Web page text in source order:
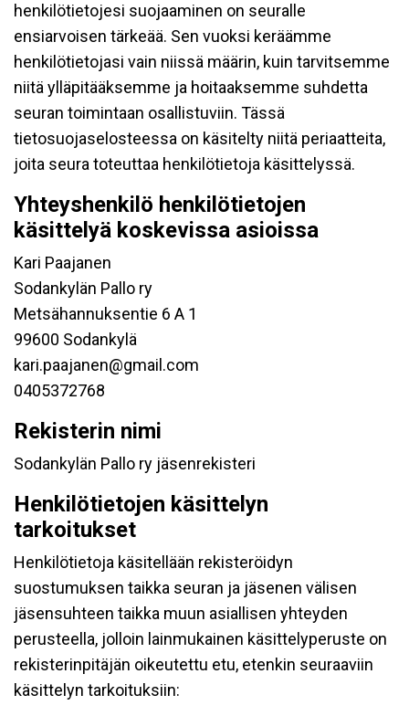
henkilötietojesi suojaaminen on seuralle
ensiarvoisen tärkeää. Sen vuoksi keräämme
henkilötietojasi vain niissä määrin, kuin tarvitsemme
niitä ylläpitääksemme ja hoitaaksemme suhdetta
seuran toimintaan osallistuviin. Tässä
tietosuojaselosteessa on käsitelty niitä periaatteita,
joita seura toteuttaa henkilötietoja käsittelyssä.
Yhteyshenkilö henkilötietojen
käsittelyä koskevissa asioissa
Kari Paajanen
Sodankylän Pallo ry
Metsähannuksentie 6 A 1
99600 Sodankylä
kari.paajanen@gmail.com
0405372768
Rekisterin nimi
Sodankylän Pallo ry jäsenrekisteri
Henkilötietojen käsittelyn
tarkoitukset
Henkilötietoja käsitellään rekisteröidyn
suostumuksen taikka seuran ja jäsenen välisen
jäsensuhteen taikka muun asiallisen yhteyden
perusteella, jolloin lainmukainen käsittelyperuste on
rekisterinpitäjän oikeutettu etu, etenkin seuraaviin
käsittelyn tarkoituksiin: